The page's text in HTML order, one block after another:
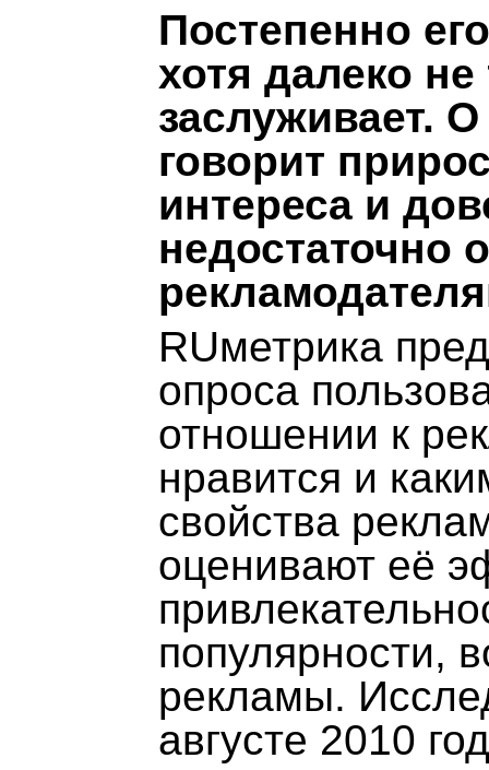
Постепенно
хотя далеко
заслуживает.
говорит
интереса и
недостаточно
RUметрика
опроса
отношении к
нравится и
свойства
оценивают её
популярности,
рекламы.
августе 2010